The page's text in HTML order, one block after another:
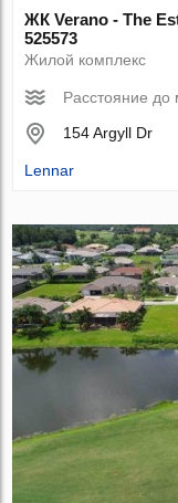
ЖК Verano - The
525573
Жилой комплекс
Расстояние
154 Argyll Dr
Lennar